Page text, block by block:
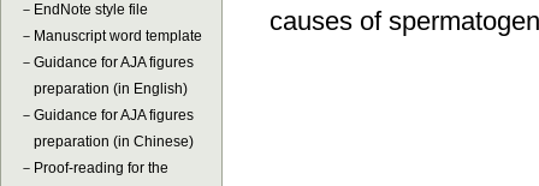
－ EndNote style file
－ Manuscript word template
－ Guidance for AJA figures
preparation (in English)
－ Guidance for AJA figures
preparation (in Chinese)
－ Proof-reading for the
causes of